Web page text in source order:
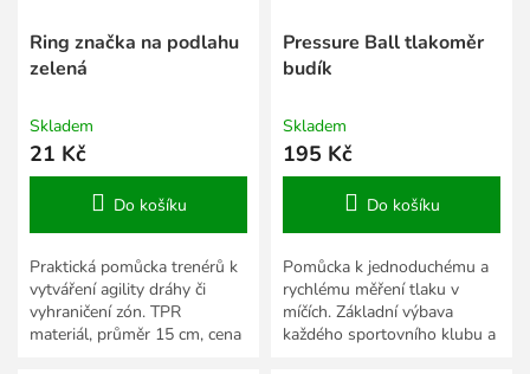
Ring značka na podlahu
zelená
Skladem
21 Kč
Do košíku
Praktická pomůcka trenérů k
vytváření agility dráhy či
vyhraničení zón. TPR
materiál, průměr 15 cm, cena
Pressure Ball tlakoměr
budík
Skladem
195 Kč
Do košíku
Pomůcka k jednoduchému a
rychlému měření tlaku v
míčích. Základní výbava
každého sportovního klubu a